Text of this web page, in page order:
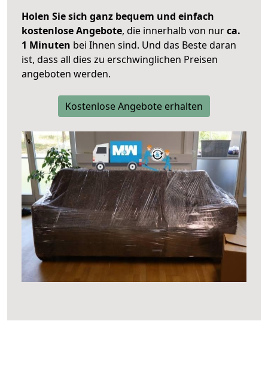
Holen Sie sich ganz bequem und einfach
kostenlose Angebote, die innerhalb von nurca.
1 Minuten bei Ihnen sind. Und das Beste daran
ist, dass all dies zu erschwinglichen Preisen
angeboten werden.
Kostenlose Angebote erhalten